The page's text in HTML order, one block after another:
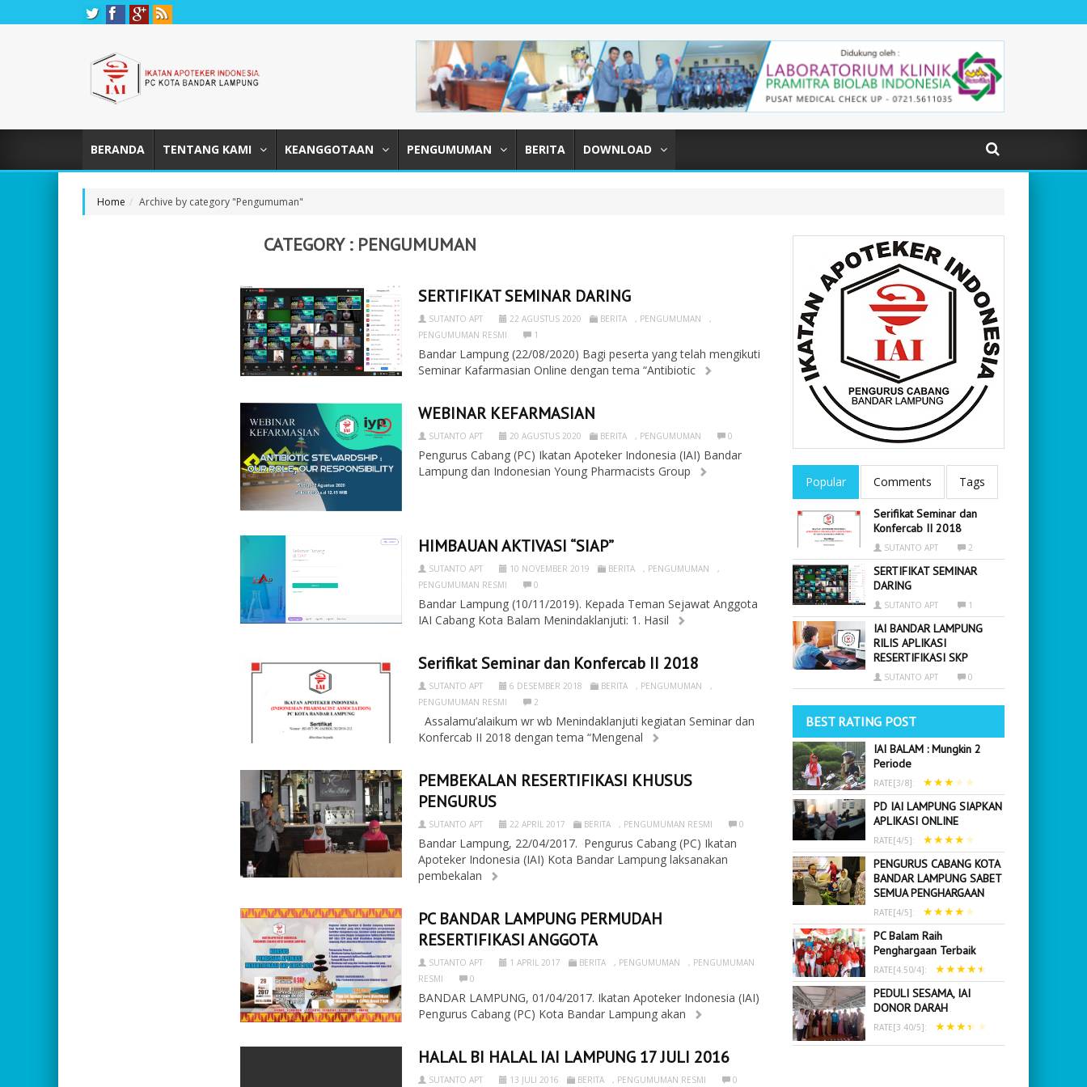
BERANDA TENTANG KAMI KEANGGOTAAN PENGUMUMAN BERITA DOWNLOAD
Home Archive by category "Pengumuman"
CATEGORY : PENGUMUMAN
SERTIFIKAT SEMINAR DARING
SUTANTO APT 22 AGUSTUS 2020 BERITA , PENGUMUMAN
,
PENGUMUMAN RESMI
1
Bandar Lampung (22/08/2020) Bagi peserta yang telah mengikuti
Seminar Kafarmasian Online dengan tema “Antibiotic
WEBINAR KEFARMASIAN
SUTANTO APT 20 AGUSTUS 2020 BERITA , PENGUMUMAN 0
Pengurus Cabang (PC) Ikatan Apoteker Indonesia (IAI) Bandar
Lampung dan Indonesian Young Pharmacists Group
HIMBAUAN AKTIVASI “SIAP”
SUTANTO APT 10 NOVEMBER 2019 BERITA , PENGUMUMAN
,
PENGUMUMAN RESMI
0
Bandar Lampung (10/11/2019). Kepada Teman Sejawat Anggota
IAI Cabang Kota Balam Menindaklanjuti: 1. Hasil
Serifikat Seminar dan Konfercab II 2018
SUTANTO APT 6 DESEMBER 2018 BERITA , PENGUMUMAN
,
PENGUMUMAN RESMI
2
Assalamu’alaikum wr wb Menindaklanjuti kegiatan Seminar dan
Konfercab II 2018 dengan tema “Mengenal
PEMBEKALAN RESERTIFIKASI KHUSUS
PENGURUS
SUTANTO APT 22 APRIL 2017 BERITA , PENGUMUMAN RESMI 0
Bandar Lampung, 22/04/2017. Pengurus Cabang (PC) Ikatan
Apoteker Indonesia (IAI) Kota Bandar Lampung laksanakan
pembekalan
PC BANDAR LAMPUNG PERMUDAH
RESERTIFIKASI ANGGOTA
SUTANTO APT 1 APRIL 2017 BERITA , PENGUMUMAN , PENGUMUMAN
RESMI
0
BANDAR LAMPUNG, 01/04/2017. Ikatan Apoteker Indonesia (IAI)
Pengurus Cabang (PC) Kota Bandar Lampung akan
HALAL BI HALAL IAI LAMPUNG 17 JULI 2016
SUTANTO APT 13 JULI 2016 BERITA , PENGUMUMAN RESMI 0
Popular Comments Tags
Serifikat Seminar dan
Konfercab II 2018
SUTANTO APT 2
SERTIFIKAT SEMINAR
DARING
SUTANTO APT 1
IAI BANDAR LAMPUNG
RILIS APLIKASI
RESERTIFIKASI SKP
SUTANTO APT 0
BEST RATING POST
IAI BALAM : Mungkin 2
Periode
RATE[3/8]: ★★★★ ★
PD IAI LAMPUNG SIAPKAN
APLIKASI ONLINE
RATE[4/5]: ★★★★★
PENGURUS CABANG KOTA
BANDAR LAMPUNG SABET
SEMUA PENGHARGAAN
RATE[4/5]: ★★★★★
PC Balam Raih
Penghargaan Terbaik
RATE[4.50/4]: ★★★★★
PEDULI SESAMA, IAI
DONOR DARAH
RATE[3.40/5]: ★★★★ ★